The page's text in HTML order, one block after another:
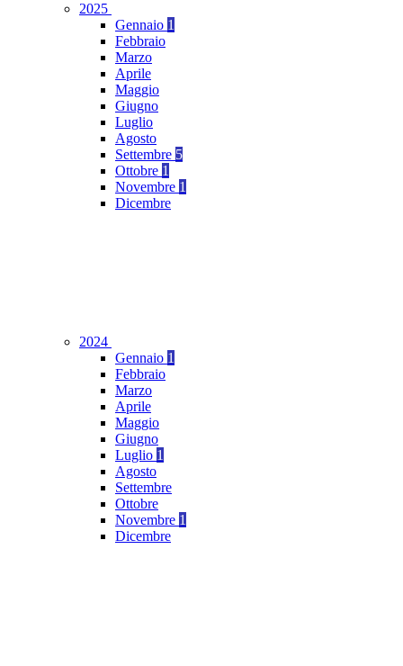
2025
Gennaio 1
Febbraio
Marzo
Aprile
Maggio
Giugno
Luglio
Agosto
Settembre 5
Ottobre 1
Novembre 1
Dicembre
2024
Gennaio 1
Febbraio
Marzo
Aprile
Maggio
Giugno
Luglio 1
Agosto
Settembre
Ottobre
Novembre 1
Dicembre